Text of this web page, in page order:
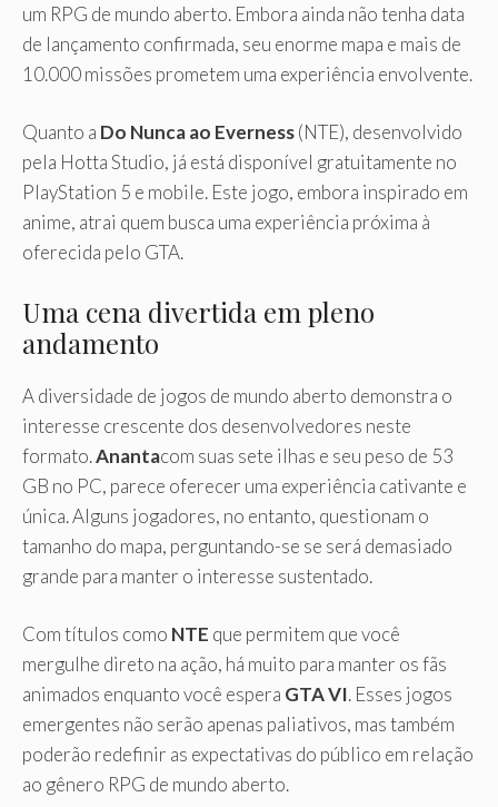
um RPG de mundo aberto. Embora ainda não tenha data
de lançamento confirmada, seu enorme mapa e mais de
10.000 missões prometem uma experiência envolvente.
Quanto a Do Nunca ao Everness(NTE), desenvolvido
pela Hotta Studio, já está disponível gratuitamente no
PlayStation 5 e mobile. Este jogo, embora inspirado em
anime, atrai quem busca uma experiência próxima à
oferecida pelo GTA.
Uma cena divertida em pleno
andamento
A diversidade de jogos de mundo aberto demonstra o
interesse crescente dos desenvolvedores neste
formato.Anantacom suas sete ilhas e seu peso de 53
GB no PC, parece oferecer uma experiência cativante e
única. Alguns jogadores, no entanto, questionam o
tamanho do mapa, perguntando-se se será demasiado
grande para manter o interesse sustentado.
Com títulos como NTE que permitem que você
mergulhe direto na ação, há muito para manter os fãs
animados enquanto você espera GTA VI. Esses jogos
emergentes não serão apenas paliativos, mas também
poderão redefinir as expectativas do público em relação
ao gênero RPG de mundo aberto.